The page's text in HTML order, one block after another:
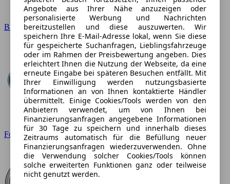
BMW
Ford
Angebote aus Ihrer Nähe anzuzeigen oder
personalisierte Werbung und Nachrichten
bereitzustellen und diese auszuwerten. Wir
speichern Ihre E-Mail-Adresse lokal, wenn Sie diese
für gespeicherte Suchanfragen, Lieblingsfahrzeuge
oder im Rahmen der Preisbewertung angeben. Dies
erleichtert Ihnen die Nutzung der Webseite, da eine
erneute Eingabe bei späteren Besuchen entfällt. Mit
Ihrer Einwilligung werden nutzungsbasierte
Informationen an von Ihnen kontaktierte Händler
übermittelt. Einige Cookies/Tools werden von den
Anbietern verwendet, um von Ihnen bei
Finanzierungsanfragen angegebene Informationen
für 30 Tage zu speichern und innerhalb dieses
Zeitraums automatisch für die Befüllung neuer
Finanzierungsanfragen wiederzuverwenden. Ohne
die Verwendung solcher Cookies/Tools können
solche erweiterten Funktionen ganz oder teilweise
nicht genutzt werden.